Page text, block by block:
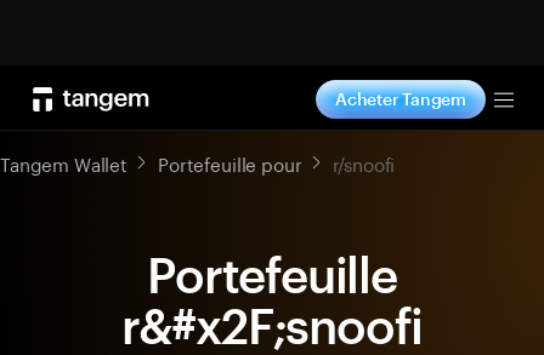
Acheter Tangem
Tangem Wallet Portefeuille pour r/snoofi
Portefeuille
r&#x2F;snoofi